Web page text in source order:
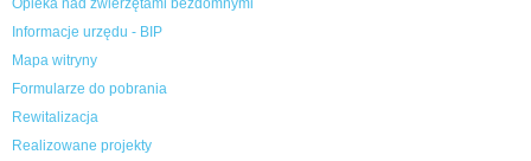
Opieka nad zwierzętami bezdomnymi
Informacje urzędu - BIP
Mapa witryny
Formularze do pobrania
Rewitalizacja
Realizowane projekty